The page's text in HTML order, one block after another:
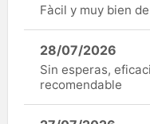
Fàcil y muy bien
28/07/2026
Sin esperas,
recomendable